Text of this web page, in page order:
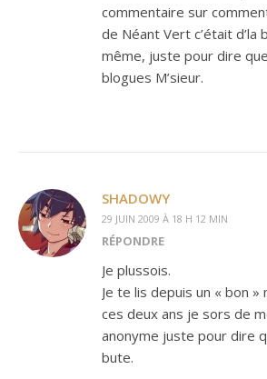
commentaire sur
de Néant Vert c’était d’la
même, juste pour dire
blogues M’sieur.
SHADOWY
29 JUIN 2009 À 18 H 12 MIN
RÉPONDRE
Je plussois.
Je te lis depuis un « bon
ces deux ans je sors de
anonyme juste pour dire
bute.